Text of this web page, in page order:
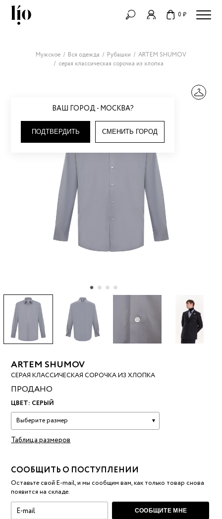
0 ₽
ВАШ ГОРОД - МОСКВА?
ПОДТВЕРДИТЬ СМЕНИТЬ ГОРОД
Мужское Вся одежда Рубашки
ARTEM SHUMOV
серая классическая сорочка из хлопка
ARTEM SHUMOV
СЕРАЯ КЛАССИЧЕСКАЯ СОРОЧКА ИЗ ХЛОПКА
ПРОДАНО
ЦВЕТ: СЕРЫЙ
Выберите размер
Таблица размеров
СООБЩИТЬ О ПОСТУПЛЕНИИ
Оставьте свой E-mail, и мы сообщим вам, как только товар снова
появится на складе.
СООБЩИТЕ МНЕ